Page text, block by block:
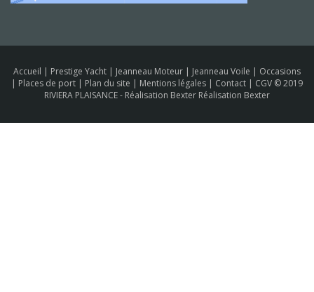
Accueil | Prestige Yacht | Jeanneau Moteur | Jeanneau Voile | Occasions
| Places de port | Plan du site | Mentions légales | Contact | CGV © 2019
RIVIERA PLAISANCE - Réalisation Bexter Réalisation Bexter